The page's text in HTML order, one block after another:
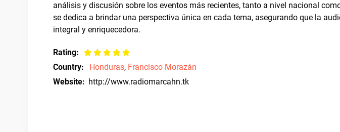
análisis y discusión sobre los eventos más recientes, tanto a nivel nacional
se dedica a brindar una perspectiva única en cada tema, asegurando que la
integral y enriquecedora.
Rating:
Country:
Honduras, Francisco Morazán
Website: http://www.radiomarcahn.tk